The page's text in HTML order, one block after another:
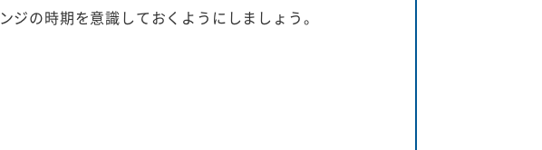
ジの時期を意識しておくようにしましょう。